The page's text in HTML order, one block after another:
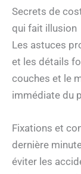
Secrets de
qui fait illusion
Les astuces
et les détails
couches et le
immédiate du
Fixations et
dernière
éviter les